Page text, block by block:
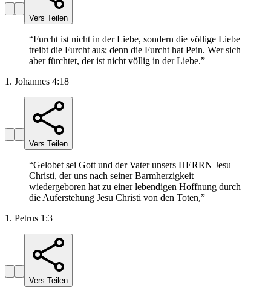
Vers Teilen
“Furcht ist nicht in der Liebe, sondern die völlige Liebe
treibt die Furcht aus; denn die Furcht hat Pein. Wer sich
aber fürchtet, der ist nicht völlig in der Liebe.”
1. Johannes 4:18
Vers Teilen
“Gelobet sei Gott und der Vater unsers HERRN Jesu
Christi, der uns nach seiner Barmherzigkeit
wiedergeboren hat zu einer lebendigen Hoffnung durch
die Auferstehung Jesu Christi von den Toten,”
1. Petrus 1:3
Vers Teilen